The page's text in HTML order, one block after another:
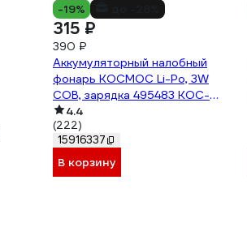
-19%
315 ₽
390 ₽
Аккумуляторный налобный
фонарь КОСМОС Li-Po, 3W
COB, зарядка 495483 KOC-
LiPoH3WCOB
4.4
(222)
15916337
В корзину